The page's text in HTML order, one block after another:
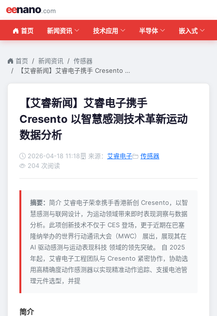
eenano.com
首页 新闻资讯 技术应用 半导体 嵌入式
首页 新闻资讯
传感器
【艾睿新闻】艾睿电子携手 Cresento …
【艾睿新闻】艾睿电子携手
Cresento 以智慧感测技术革新运动
数据分析
2026-04-18 11:18 来源： 艾睿电子
传感器
204 次阅读
摘要： 简介 艾睿电子荣幸携手香港新创 Cresento，以智
慧感测与联网设计，为运动领域带来即时表现洞察与数据
分析。此项创新技术不仅于 CES 登场，更于近期在巴塞
隆纳举办的世界行动通讯大会（MWC） 展出，展现其在
AI 驱动感测与运动表现科技 领域的领先突破。 自 2025
年起，艾睿电子工程团队与 Cresento 紧密协作，协助选
用高精确度动作感测器以实现精准动作追踪、支援电池管
理元件选型，并提
简介